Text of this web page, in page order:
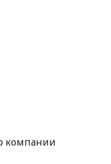
компании